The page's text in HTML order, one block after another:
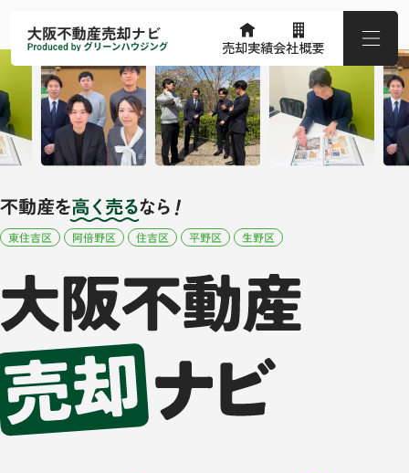
売却実績会社概要